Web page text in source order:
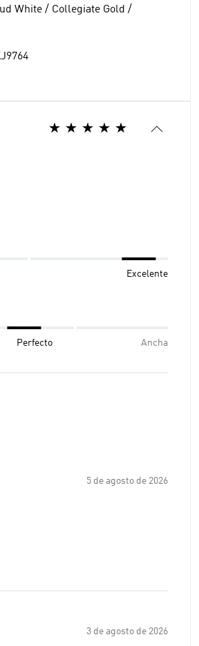
White / Collegiate Gold /
Excelente
Perfecto Ancha
5 de agosto de 2026
3 de agosto de 2026